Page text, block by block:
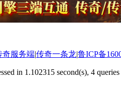
奇服务端|传奇一条龙|鲁ICP备
in 1.102315 second(s), 4 queries